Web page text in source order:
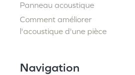
Panneau acoustique
Comment améliorer
l'acoustique d'une pièce
Navigation